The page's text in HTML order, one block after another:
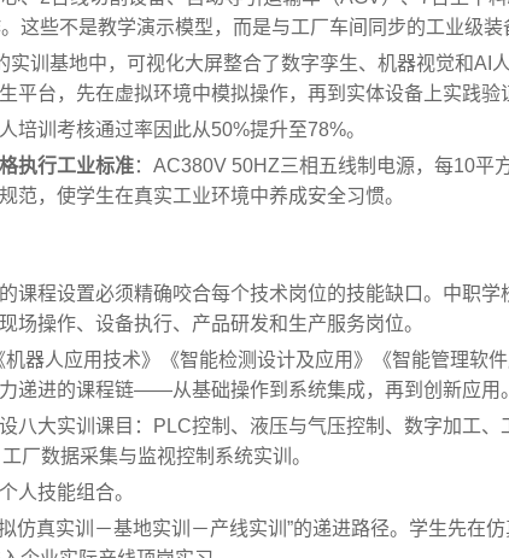
这些不是教学演示模型，而是与工厂车间同步的工业级装
实训基地中，可视化大屏整合了数字孪生、机器视觉和AI
台，先在虚拟环境中模拟操作，再到实体设备上实践验
培训考核通过率因此从50%提升至78%。
执行工业标准：AC380V 50HZ三相五线制电源，每10平
范，使学生在真实工业环境中养成安全习惯。
课程设置必须精确咬合每个技术岗位的技能缺口。中职学
操作、设备执行、产品研发和生产服务岗位。
器人应用技术》《智能检测设计及应用》《智能管理软
递进的课程链——从基础操作到系统集成，再到创新应用。
八大实训课目：PLC控制、液压与气压控制、数字加工、
厂数据采集与监视控制系统实训。
人技能组合。
仿真实训－基地实训－产线实训”的递进路径。学生先在